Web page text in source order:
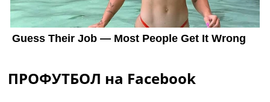
ПРОФУТБОЛ на Facebook